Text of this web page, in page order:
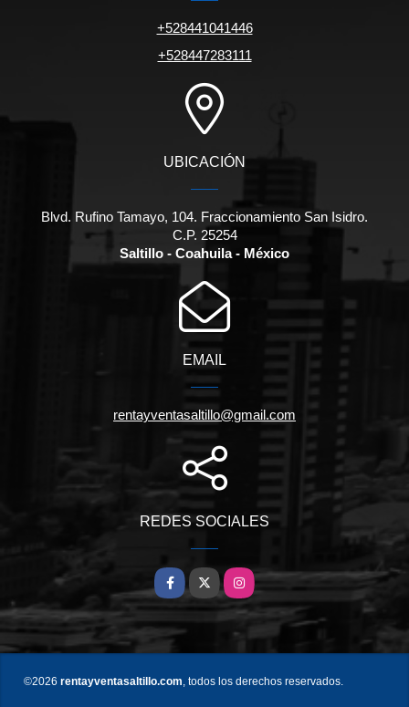
+528441041446
+528447283111
UBICACIÓN
Blvd. Rufino Tamayo, 104. Fraccionamiento San Isidro.
C.P. 25254
Saltillo - Coahuila - México
EMAIL
rentayventasaltillo@gmail.com
REDES SOCIALES
Facebook
X Instagram
©2026 rentayventasaltillo.com, todos los derechos reservados.